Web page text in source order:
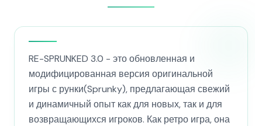
RE-SPRUNKED 3.0 - это обновленная и
модифицированная версия оригинальной
игры с рунки(Sprunky), предлагающая свежий
и динамичный опыт как для новых, так и для
возвращающихся игроков. Как ретро игра, она